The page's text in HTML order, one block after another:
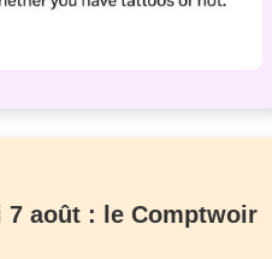
août : le Comptwoir